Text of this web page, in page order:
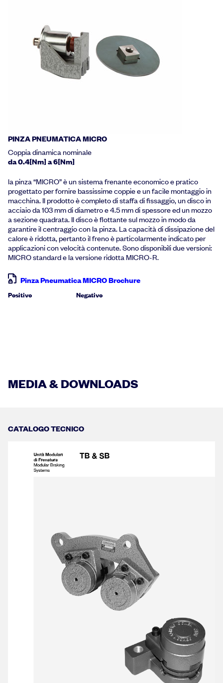
PINZA PNEUMATICA MICRO
Coppia dinamica nominale
da 0.4[Nm] a 6[Nm]
la pinza “MICRO” è un sistema frenante economico e pratico
progettato per fornire bassissime coppie e un facile montaggio in
macchina. Il prodotto è completo di staffa di fissaggio, un disco in
acciaio da 103 mm di diametro e 4.5 mm di spessore ed un mozzo
a sezione quadrata. Il disco è flottante sul mozzo in modo da
garantire il centraggio con la pinza. La capacità di dissipazione del
calore è ridotta, pertanto il freno è particolarmente indicato per
applicazioni con velocità contenute. Sono disponibili due versioni:
MICRO standard e la versione ridotta MICRO-R.
Pinza Pneumatica MICRO Brochure
Positivo Negativo
MEDIA & DOWNLOADS
CATALOGO TECNICO